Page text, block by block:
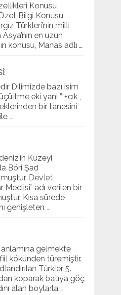
Konusu
Bilgi Konusu
Türkleri’nin milli
en uzun
konusu, Manas adlı …
Dilimizde bazı isim
eki yani ” +cık ,
eklerinden bir tanesini
…
Kuzeyi
Böri Şad
Devlet
Meclisi” adı verilen bir
Kısa sürede
genişleten …
anlamına gelmekte
kökünden türemiştir.
Türkler 5.
koparak batıya göç
alan boylarla …